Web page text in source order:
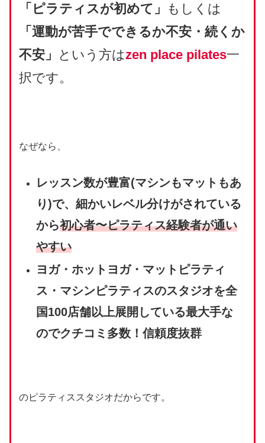
「ピラティスが初めて」
もしくは
「運動が苦手でできるか不安・続くか
不安」 という方はzen place pilates一
択です。
なぜなら、
レッスン数が豊富(マシンもマットもあ
り)で、細かいレベル分けがされている
から初心者〜ピラティス経験者が通い
やすい
ヨガ・ホットヨガ・マットピラティ
ス・マシンピラティスのスタジオを全
国100店舗以上展開している最大手な
のでクチコミ多数！信頼度抜群
のピラティススタジオだからです。